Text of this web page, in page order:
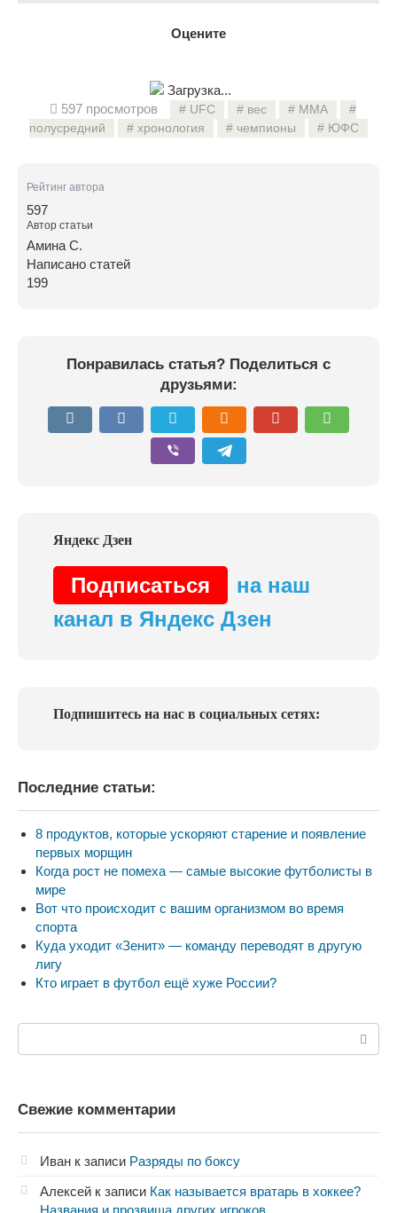
Оцените
Загрузка...
597 просмотров
UFC вес
ММА
полусредний
хронология чемпионы ЮФС
Рейтинг автора
597
Автор статьи
Амина С.
Написано статей
199
Понравилась статья? Поделиться с
друзьями:
Подписаться
на наш
канал в Яндекс Дзен
Подпишитесь на нас в социальных сетях:
Последние статьи:
8 продуктов, которые ускоряют старение и появление
первых морщин
Когда рост не помеха — самые высокие футболисты в
мире
Вот что происходит с вашим организмом во время
спорта
Куда уходит «Зенит» — команду переводят в другую
лигу
Кто играет в футбол ещё хуже России?
Свежие комментарии
Иван к записи Разряды по боксу
Алексей к записи Как называется вратарь в хоккее?
Названия и прозвища других игроков